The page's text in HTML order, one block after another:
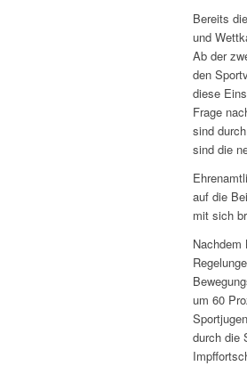
Bereits
und
Ab der
den
diese
Frage
sind
sind die
auf die
mit sich
Nachdem
um 60
durch die